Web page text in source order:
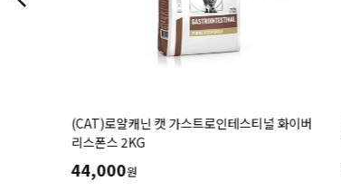
(CAT)로얄캐닌 캣 가스트로인테스티널 화이버
리스폰스 2KG
44,000원